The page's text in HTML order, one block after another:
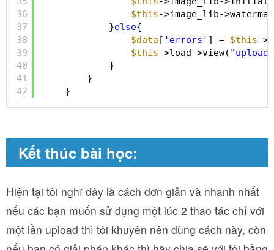
36
37
38
39
40
41
42
$this->image_lib-
}else{
$data [ 'errors' ] = $this-
$this->load->view(
}
}
}
Kết thúc bài học:
Hiện tại tôi nghĩ đây là cách đơn giản và nhanh nhất
nếu các bạn muốn sử dụng một lúc 2 thao tác chỉ với
một lần upload thì tôi khuyên nên dùng cách này, còn